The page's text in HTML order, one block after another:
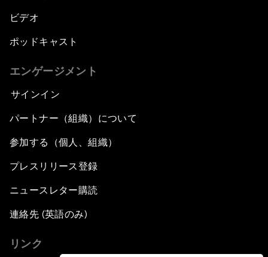
ビデオ
ポッドキャスト
エンゲージメント
サインイン
パートナー（組織）について
参加する（個人、組織）
プレスリリース登録
ニュースレター購読
連絡先 (英語のみ)
リンク